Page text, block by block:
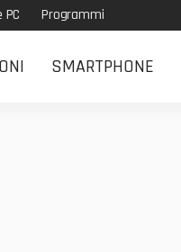
PC Programmi
SMARTPHONE